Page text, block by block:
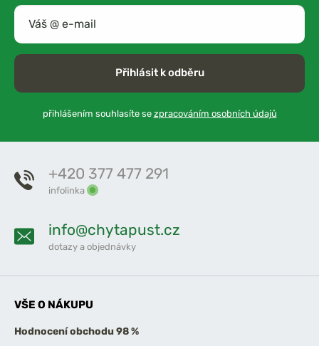
Přihlásit k odběru
přihlášením souhlasíte se zpracováním osobních údajů
+420 377 477 291
infolinka
info@chytapust.cz
dotazy a objednávky
VŠE O NÁKUPU
Hodnocení obchodu 98 %